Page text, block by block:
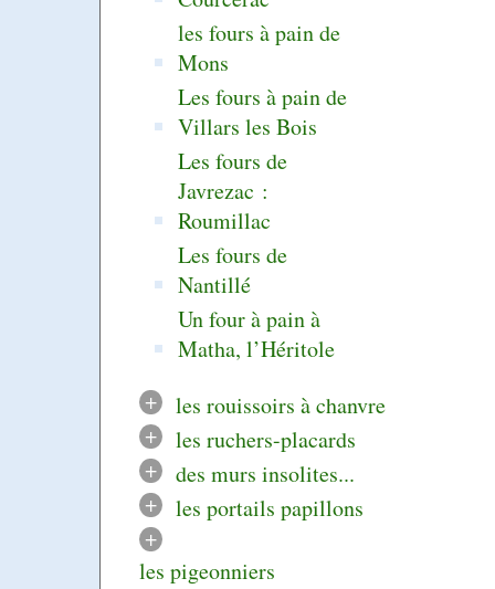
les fours à pain de
Mons
Les fours à pain de
Villars les Bois
Les fours de
Javrezac :
Roumillac
Les fours de
Nantillé
Un four à pain à
Matha, l’Héritole
+
les rouissoirs à chanvre
+
les ruchers-placards
+
des murs insolites...
+
les portails papillons
+
les pigeonniers